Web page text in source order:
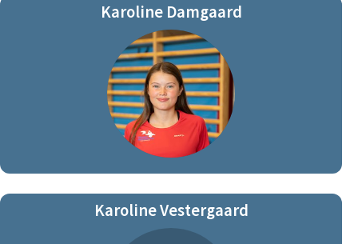
Karoline Damgaard
Karoline Vestergaard